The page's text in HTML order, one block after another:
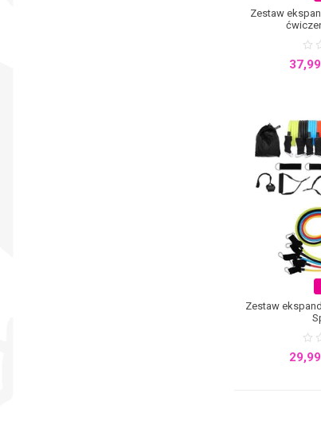
Zestaw
37,99
Zestaw
29,99